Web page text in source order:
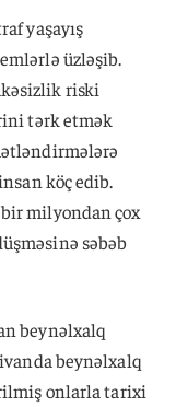
yaşayış
üzləşib.
riski
tərk etmək
köç edib.
milyondan çox
səbəb
beynəlxalq
beynəlxalq
onlarla tarixi